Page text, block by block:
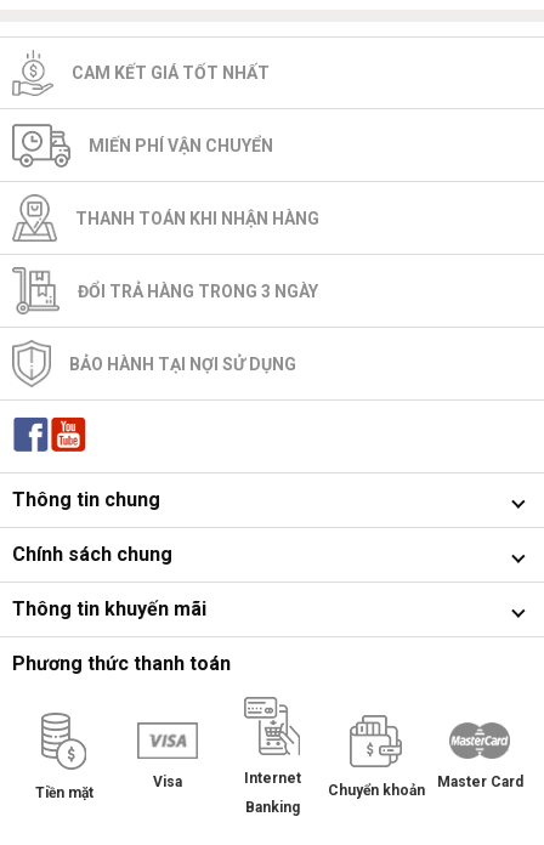
CAM KẾT GIÁ TỐT NHẤT
MIẾN PHÍ VẬN CHUYỂN
THANH TOÁN KHI NHẬN HÀNG
ĐỔI TRẢ HÀNG TRONG 3 NGÀY
BẢO HÀNH TẠI NỢI SỬ DỤNG
Thông tin chung
Chính sách chung
Thông tin khuyến mãi
Phương thức thanh toán
Tiền mặt
Visa
Internet
Banking
Chuyển khoản Master Card